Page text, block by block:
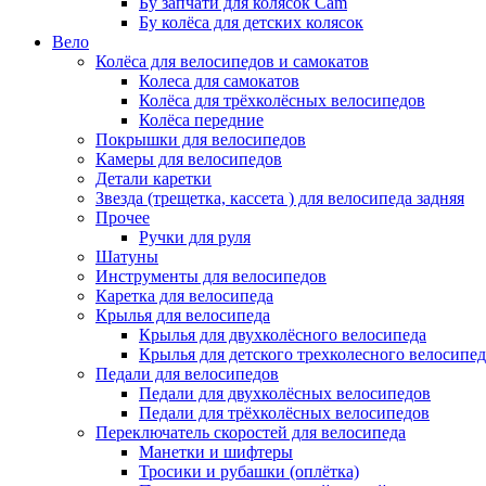
Бу колёса для детских колясок
Вело
Колёса для велосипедов и самокатов
Колеса для самокатов
Колёса для трёхколёсных велосипедов
Колёса передние
Покрышки для велосипедов
Камеры для велосипедов
Детали каретки
Звезда (трещетка, кассета ) для велосипеда задняя
Прочее
Ручки для руля
Шатуны
Инструменты для велосипедов
Каретка для велосипеда
Крылья для велосипеда
Крылья для двухколёсного велосипеда
Крылья для детского трехколесного
Педали для велосипедов
Педали для двухколёсных велосипедов
Педали для трёхколёсных велосипедов
Переключатель скоростей для велосипеда
Манетки и шифтеры
Тросики и рубашки (оплётка)